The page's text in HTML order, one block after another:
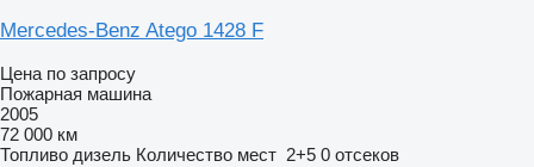
Mercedes-Benz Atego 1428 F
Цена по запросу
Пожарная машина
2005
72 000 км
Топливо дизель Количество мест 2+5 0 отсеков